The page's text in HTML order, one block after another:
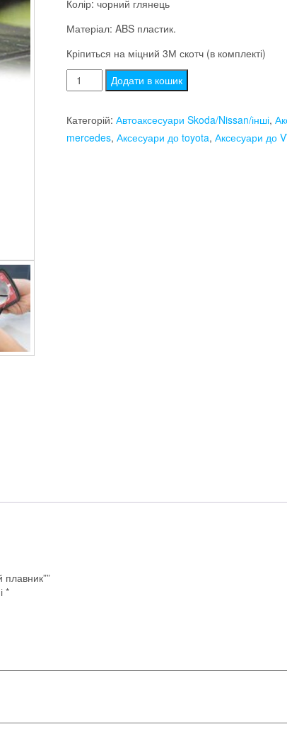
Колір: чорний глянець
Матеріал: ABS пластик.
Кріпиться на міцний 3М скотч (в комплекті)
Автомобільна
FM
"Акулячий
Додати в кошик
Категорій: Автоаксесуари Skoda/Nissan/інші,
mercedes, Аксесуари до toyota, Аксесуари до
*